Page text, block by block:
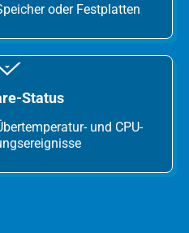
oder Festplatten
Status
und CPU-